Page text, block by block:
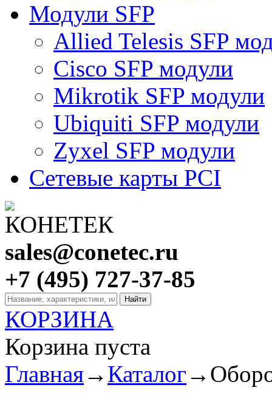
Модули SFP
Allied Telesis SFP
Cisco SFP модули
Mikrotik SFP модули
Ubiquiti SFP модули
Zyxel SFP модули
Сетевые карты PCI
sales@conetec.ru
+7 (495) 727-37-85
КОРЗИНА
Корзина пуста
Главная→ Каталог →